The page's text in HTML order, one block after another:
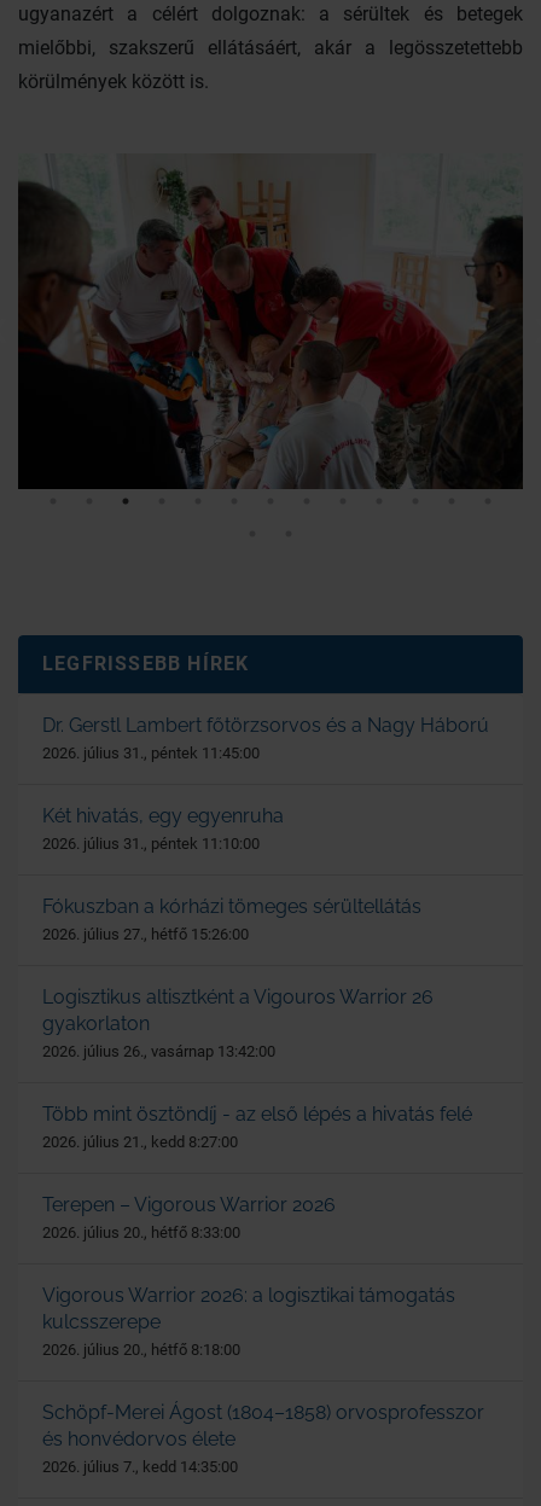
ugyanazért a célért dolgoznak: a sérültek és betegek
mielőbbi, szakszerű ellátásáért, akár a legösszetettebb
körülmények között is.
LEGFRISSEBB HÍREK
Dr. Gerstl Lambert főtörzsorvos és a Nagy Háború
2026. július 31., péntek 11:45:00
Két hivatás, egy egyenruha
2026. július 31., péntek 11:10:00
Fókuszban a kórházi tömeges sérültellátás
2026. július 27., hétfő 15:26:00
Logisztikus altisztként a Vigouros Warrior 26
gyakorlaton
2026. július 26., vasárnap 13:42:00
Több mint ösztöndíj - az első lépés a hivatás felé
2026. július 21., kedd 8:27:00
Terepen – Vigorous Warrior 2026
2026. július 20., hétfő 8:33:00
Vigorous Warrior 2026: a logisztikai támogatás
kulcsszerepe
2026. július 20., hétfő 8:18:00
Schöpf-Merei Ágost (1804–1858) orvosprofesszor
és honvédorvos élete
2026. július 7., kedd 14:35:00